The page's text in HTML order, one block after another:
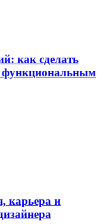
как сделать
функциональным
карьера и